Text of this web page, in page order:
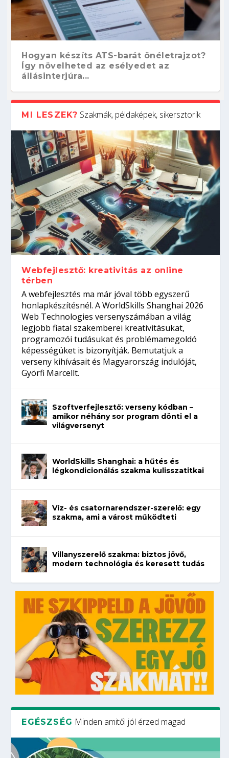
Hogyan készíts ATS-barát önéletrajzot?
Így növelheted az esélyedet az
állásinterjúra...
Kitalálod, mire használják ezeket a
gépeket?
Nem sikerült az egyetemi felvételi?
Tanulj szakmát!
Szoftverfejlesztő: verseny kódban –
amikor néhány sor program dönti el a
világversenyt...
Digitális detox – hogyan kapcsolódj ki
telefon nélkül?
MI LESZEK? Szakmák, példaképek, sikersztorik
Webfejlesztő: kreativitás az online
térben
A webfejlesztés ma már jóval több egyszerű
honlapkészítésnél. A WorldSkills Shanghai 2026
Web Technologies versenyszámában a világ
legjobb fiatal szakemberei kreativitásukat,
programozói tudásukat és problémamegoldó
képességüket is bizonyítják. Bemutatjuk a
verseny kihívásait és Magyarország indulóját,
Györfi Marcellt.
Szoftverfejlesztő: verseny kódban –
amikor néhány sor program dönti el a
világversenyt
WorldSkills Shanghai: a hűtés és
légkondicionálás szakma kulisszatitkai
Víz- és csatornarendszer-szerelő: egy
szakma, ami a várost működteti
Villanyszerelő szakma: biztos jövő,
modern technológia és keresett tudás
EGÉSZSÉG Minden amitől jól érzed magad